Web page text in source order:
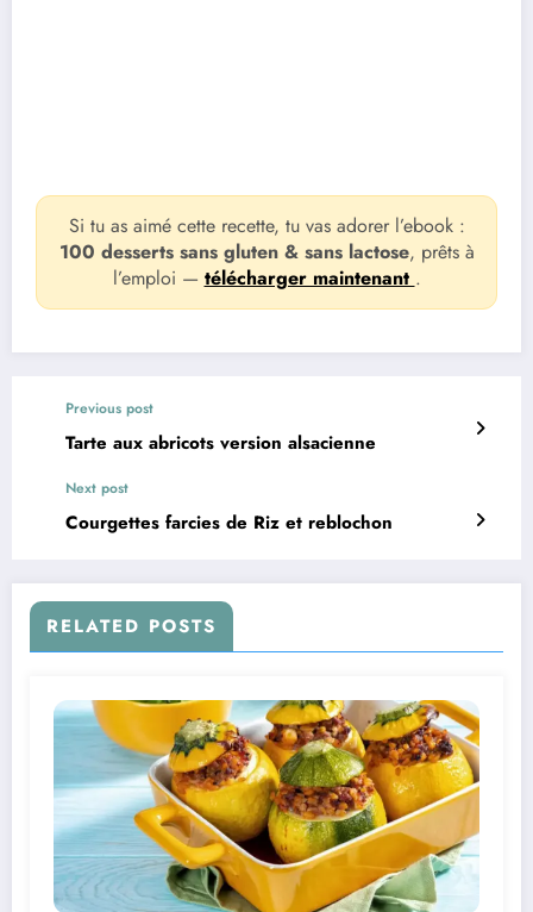
Si tu as aimé cette recette, tu vas adorer l’ebook :
100 desserts sans gluten & sans lactose, prêts à
l’emploi — télécharger maintenant .
Previous post
Tarte aux abricots version alsacienne
Next post
Courgettes farcies de Riz et reblochon
RELATED POSTS